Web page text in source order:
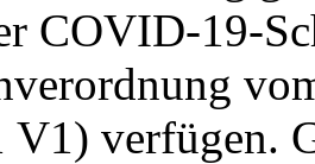
COVID-19-
verfügen.